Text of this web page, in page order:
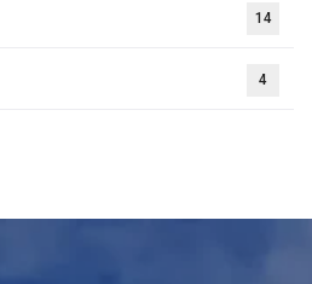
14
4